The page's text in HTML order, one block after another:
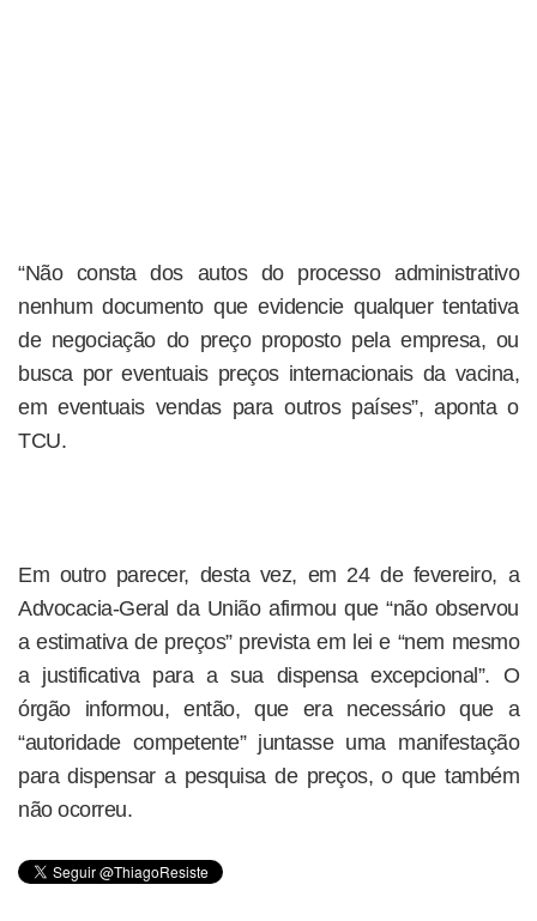
“Não consta dos autos do processo administrativo
nenhum documento que evidencie qualquer tentativa
de negociação do preço proposto pela empresa, ou
busca por eventuais preços internacionais da vacina,
em eventuais vendas para outros países”, aponta o
TCU.
Em outro parecer, desta vez, em 24 de fevereiro, a
Advocacia-Geral da União afirmou que “não observou
a estimativa de preços” prevista em lei e “nem mesmo
a justificativa para a sua dispensa excepcional”. O
órgão informou, então, que era necessário que a
“autoridade competente” juntasse uma manifestação
para dispensar a pesquisa de preços, o que também
não ocorreu.